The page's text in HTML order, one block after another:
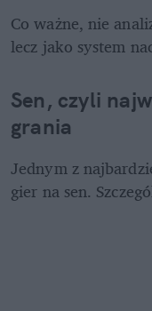
Co ważne, nie
lecz jako system
Sen, czyli
grania
Jednym z
gier na sen.